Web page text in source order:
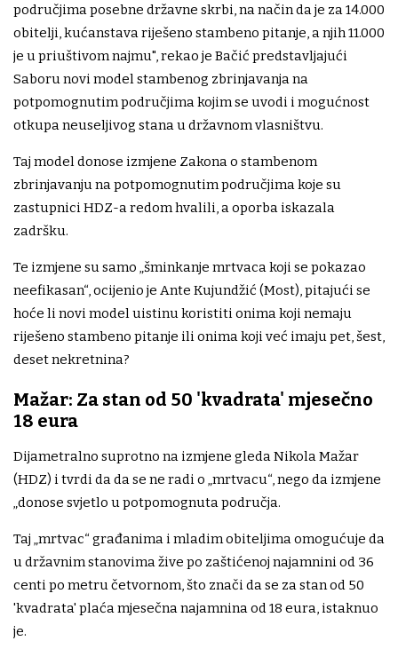
područjima posebne državne skrbi, na način da je za 14.000
obitelji, kućanstava riješeno stambeno pitanje, a njih 11.000
je u priuštivom najmu", rekao je Bačić predstavljajući
Saboru novi model stambenog zbrinjavanja na
potpomognutim područjima kojim se uvodi i mogućnost
otkupa neuseljivog stana u državnom vlasništvu.
Taj model donose izmjene Zakona o stambenom
zbrinjavanju na potpomognutim područjima koje su
zastupnici HDZ-a redom hvalili, a oporba iskazala
zadršku.
Te izmjene su samo „šminkanje mrtvaca koji se pokazao
neefikasan“, ocijenio je Ante Kujundžić (Most), pitajući se
hoće li novi model uistinu koristiti onima koji nemaju
riješeno stambeno pitanje ili onima koji već imaju pet, šest,
deset nekretnina?
Mažar: Za stan od 50 'kvadrata' mjesečno
18 eura
Dijametralno suprotno na izmjene gleda Nikola Mažar
(HDZ) i tvrdi da da se ne radi o „mrtvacu“, nego da izmjene
„donose svjetlo u potpomognuta područja.
Taj „mrtvac“ građanima i mladim obiteljima omogućuje da
u državnim stanovima žive po zaštićenoj najamnini od 36
centi po metru četvornom, što znači da se za stan od 50
'kvadrata' plaća mjesečna najamnina od 18 eura, istaknuo
je.